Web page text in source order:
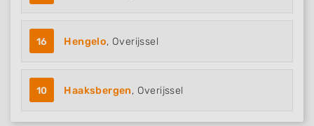
16 Hengelo, Overijssel
10 Haaksbergen, Overijssel